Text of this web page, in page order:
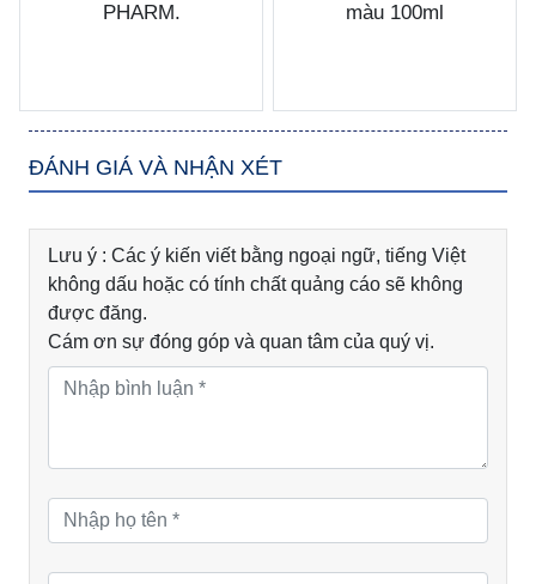
PHARM.
màu 100ml
ĐÁNH GIÁ VÀ NHẬN XÉT
Lưu ý : Các ý kiến viết bằng ngoại ngữ, tiếng Việt
không dấu hoặc có tính chất quảng cáo sẽ không
được đăng.
Cám ơn sự đóng góp và quan tâm của quý vị.